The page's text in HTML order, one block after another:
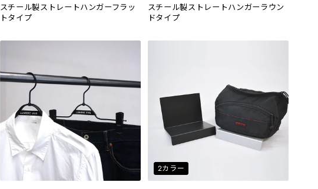
スチール製ストレートハンガーフラッ
トタイプ
スチール製ストレートハンガーラウン
ドタイプ
2カラー